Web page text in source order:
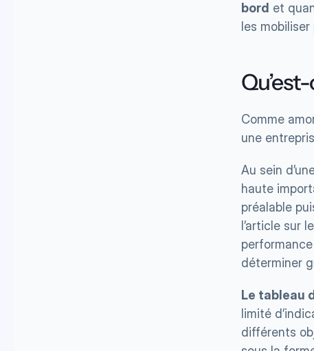
bord et
les
Comme
une
Au sein
haute
préalable
l’article sur
déterminer
Le tableau
limité
différents